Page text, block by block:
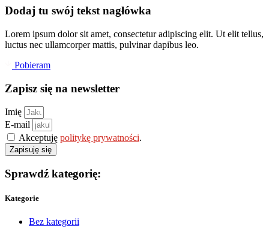
Dodaj tu swój tekst nagłówka
Lorem ipsum dolor sit amet, consectetur adipiscing elit. Ut elit tellus,
luctus nec ullamcorper mattis, pulvinar dapibus leo.
Pobieram
Zapisz się na newsletter
Imię
E-mail
Akceptuję politykę prywatności.
Zapisuję się
Sprawdź kategorię:
Kategorie
Bez kategorii